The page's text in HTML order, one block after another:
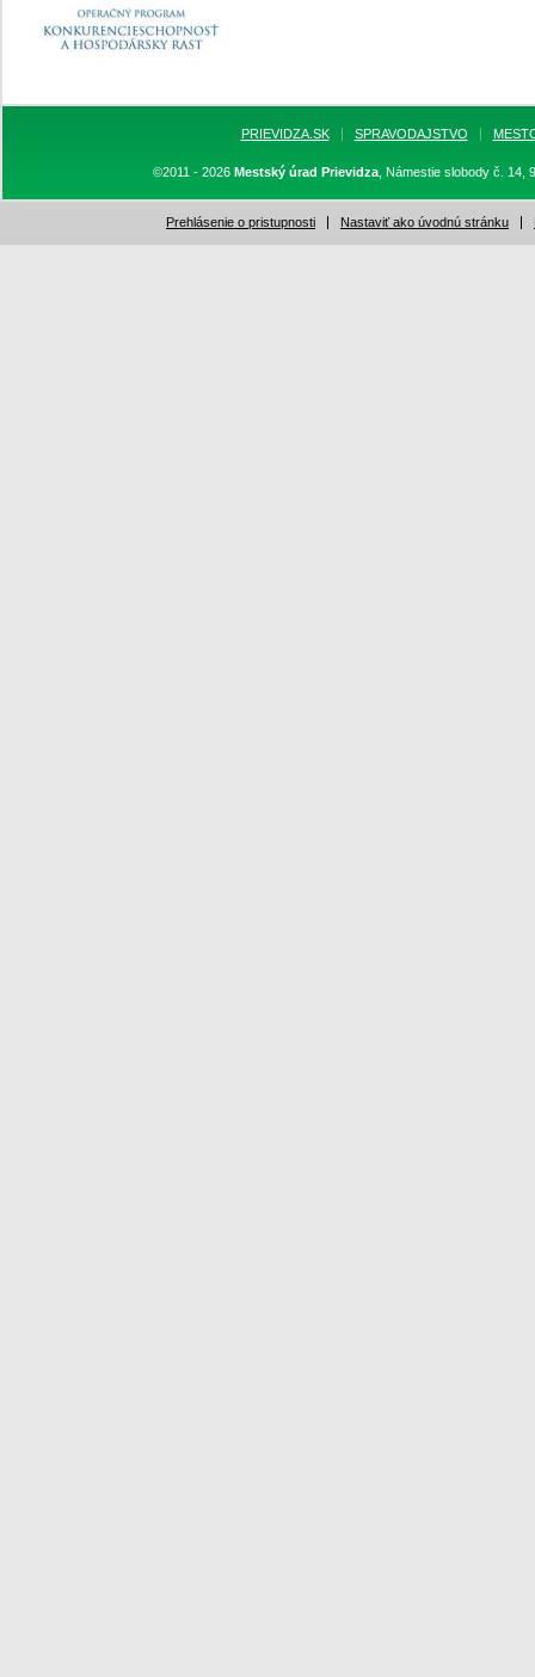
PRIEVIDZA.SK SPRAVODAJSTVO
©2011 - 2026 Mestský úrad Prievidza, Námestie slobody č. 14,
Prehlásenie o pristupnosti Nastaviť ako úvodnú stránku